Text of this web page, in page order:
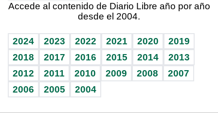
Vida y familia
Eñe
Celebrando la vida
Sin complejos
BRV
TBT Deportivo
Más firmas
Guía del dinero
Horóscopos
Juegos
Accede al contenido de Diario Libre año por año
desde el 2004.
2024 2023 2022 2021 2020
2019
2018
2017 2016 2015 2014
2013
2012
2011 2010 2009 2008
2007
2006
2005 2004